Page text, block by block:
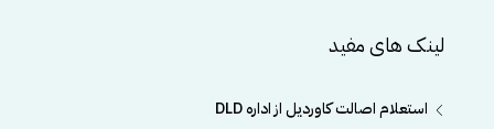
لینک های مفید
استعلام اصالت کاوردیل از اداره DLD